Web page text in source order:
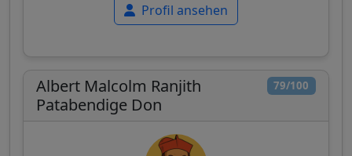
Profil ansehen
79/100
Albert Malcolm Ranjith
Patabendige Don